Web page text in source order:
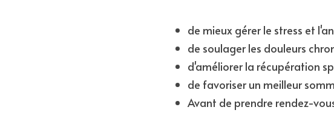
de mieux gérer le stress et
de soulager les douleurs
d'améliorer la récupération
de favoriser un meilleur
Avant de prendre rendez-